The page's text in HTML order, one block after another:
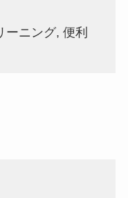
ニング, 便利